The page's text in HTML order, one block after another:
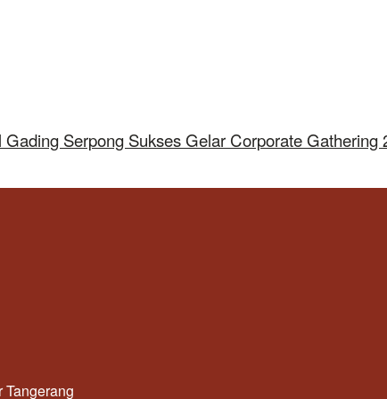
Serpong Sukses Gelar Corporate Gathering